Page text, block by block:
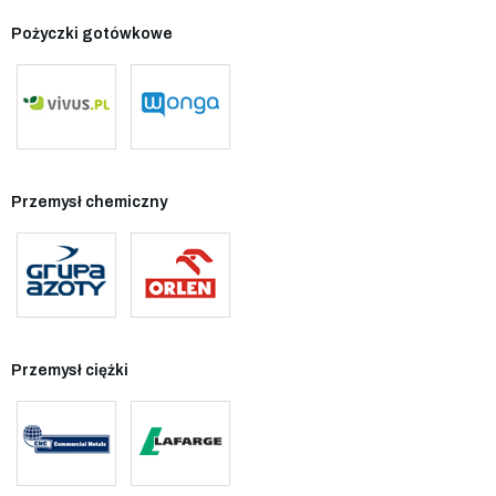
Pożyczki gotówkowe
Przemysł chemiczny
Przemysł ciężki